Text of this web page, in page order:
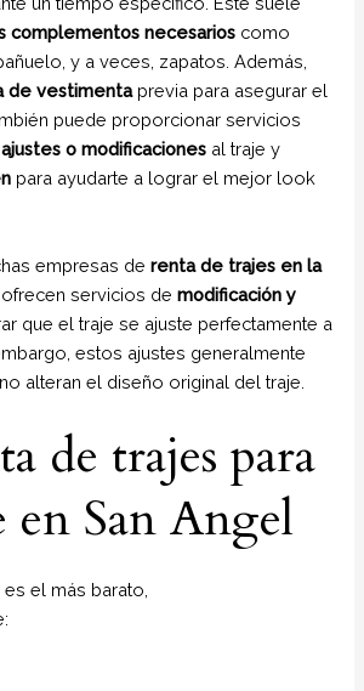
complementos necesarios como
y a veces, zapatos. Además,
de vestimentaprevia para asegurar el
puede proporcionar servicios
ajustes o modificaciones al traje y
para ayudarte a lograr el mejor look
empresas derenta de trajes en la
ofrecen servicios demodificación y
que el traje se ajuste perfectamente a
estos ajustes generalmente
alteran el diseño original del traje.
de trajes para
en San Angel
es el más barato,